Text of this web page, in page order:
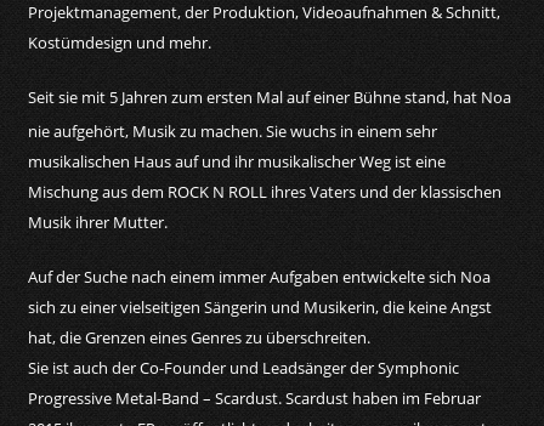
Projektmanagement, der Produktion, Videoaufnahmen & Schnitt,
Kostümdesign und mehr.
Seit sie mit 5 Jahren zum ersten Mal auf einer Bühne stand, hat Noa
nie aufgehört, Musik zu machen. Sie wuchs in einem sehr
musikalischen Haus auf und ihr musikalischer Weg ist eine
Mischung aus dem ROCK N ROLL ihres Vaters und der klassischen
Musik ihrer Mutter.
Auf der Suche nach einem immer Aufgaben entwickelte sich Noa
sich zu einer vielseitigen Sängerin und Musikerin, die keine Angst
hat, die Grenzen eines Genres zu überschreiten.
Sie ist auch der Co-Founder und Leadsänger der Symphonic
Progressive Metal-Band – Scardust. Scardust haben im Februar